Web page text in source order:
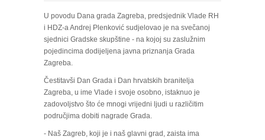
U povodu Dana grada Zagreba, predsjednik Vlade RH
i HDZ-a Andrej Plenković sudjelovao je na svečanoj
sjednici Gradske skupštine - na kojoj su zaslužnim
pojedincima dodijeljena javna priznanja Grada
Zagreba.
Čestitavši Dan Grada i Dan hrvatskih branitelja
Zagreba, u ime Vlade i svoje osobno, istaknuo je
zadovoljstvo što će mnogi vrijedni ljudi u različitim
područjima dobiti nagrade Grada.
- Naš Zagreb, koji je i naš glavni grad, zaista ima